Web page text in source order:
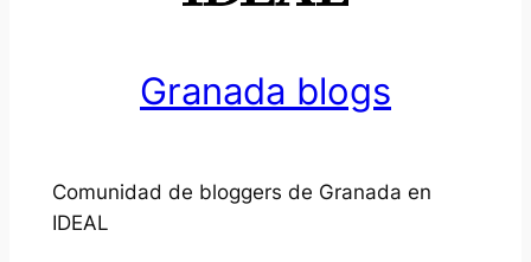
Granada blogs
Comunidad de bloggers de Granada en
IDEAL